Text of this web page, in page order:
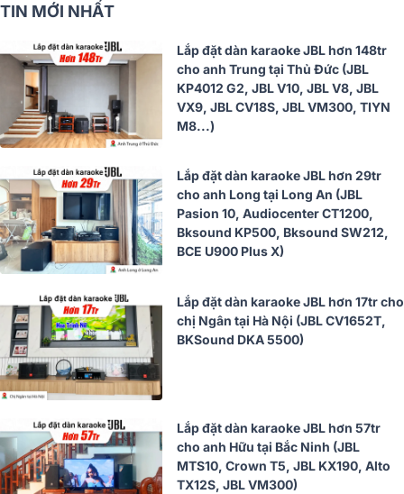
TIN MỚI NHẤT
Lắp đặt dàn karaoke JBL hơn 148tr
cho anh Trung tại Thủ Đức (JBL
KP4012 G2, JBL V10, JBL V8, JBL
VX9, JBL CV18S, JBL VM300, TIYN
M8...)
Lắp đặt dàn karaoke JBL hơn 29tr
cho anh Long tại Long An (JBL
Pasion 10, Audiocenter CT1200,
Bksound KP500, Bksound SW212,
BCE U900 Plus X)
Lắp đặt dàn karaoke JBL hơn 17tr cho
chị Ngân tại Hà Nội (JBL CV1652T,
BKSound DKA 5500)
Lắp đặt dàn karaoke JBL hơn 57tr
cho anh Hữu tại Bắc Ninh (JBL
MTS10, Crown T5, JBL KX190, Alto
TX12S, JBL VM300)